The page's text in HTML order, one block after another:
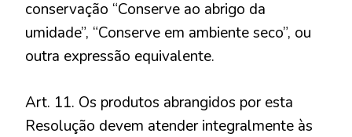
conservação “Conserve ao abrigo da
umidade”, “Conserve em ambiente seco”, ou
outra expressão equivalente.
Art. 11. Os produtos abrangidos por esta
Resolução devem atender integralmente às